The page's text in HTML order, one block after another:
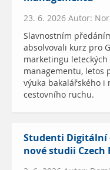
23. 6. 2026 Autor:
Slavnostním
absolvovali kurz pro
marketingu
managementu, letos
výuka bakalářského i
cestovního ruchu.
Studenti Digitální
nové studii Czech